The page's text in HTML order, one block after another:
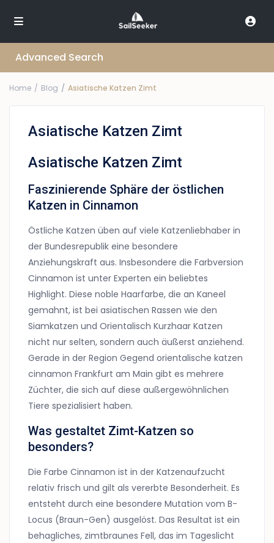
Advanced Search
Home Blog Asiatische Katzen Zimt
Asiatische Katzen Zimt
Asiatische Katzen Zimt
Faszinierende Sphäre der östlichen
Katzen in Cinnamon
Östliche Katzen üben auf viele Katzenliebhaber in
der Bundesrepublik eine besondere
Anziehungskraft aus. Insbesondere die Farbversion
Cinnamon ist unter Experten ein beliebtes
Highlight. Diese noble Haarfarbe, die an Kaneel
gemahnt, ist bei asiatischen Rassen wie den
Siamkatzen und Orientalisch Kurzhaar Katzen
nicht nur selten, sondern auch äußerst anziehend.
Gerade in der Region Gegend orientalische katzen
cinnamon Frankfurt am Main gibt es mehrere
Züchter, die sich auf diese außergewöhnlichen
Tiere spezialisiert haben.
Was gestaltet Zimt-Katzen so
besonders?
Die Farbe Cinnamon ist in der Katzenaufzucht
relativ frisch und gilt als vererbte Besonderheit. Es
entsteht durch eine besondere Mutation vom B-
Locus (Braun-Gen) ausgelöst. Das Resultat ist ein
behagliches, zimtbraunes Fell, das im Tageslicht